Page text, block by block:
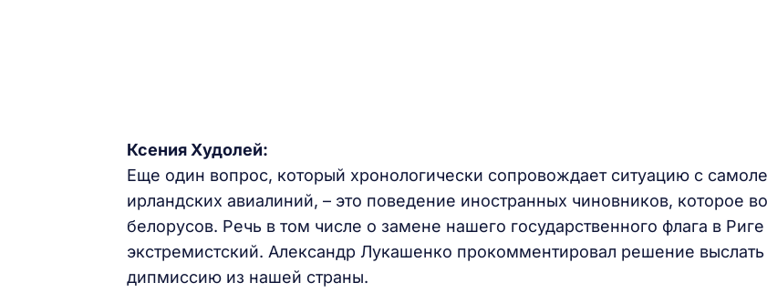
Ксения Худолей:
Еще один вопрос, который хронологически сопровождает ситуацию с
ирландских авиалиний, – это поведение иностранных чиновников, которое
белорусов. Речь в том числе о замене нашего государственного флага в Риге
экстремистский. Александр Лукашенко прокомментировал решение
дипмиссию из нашей страны.